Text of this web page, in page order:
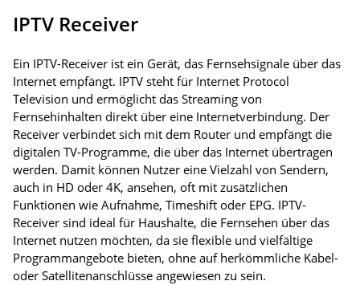
IPTV Receiver
Ein IPTV-Receiver ist ein Gerät, das Fernsehsignale über das
Internet empfängt. IPTV steht für Internet Protocol
Television und ermöglicht das Streaming von
Fernsehinhalten direkt über eine Internetverbindung. Der
Receiver verbindet sich mit dem Router und empfängt die
digitalen TV-Programme, die über das Internet übertragen
werden. Damit können Nutzer eine Vielzahl von Sendern,
auch in HD oder 4K, ansehen, oft mit zusätzlichen
Funktionen wie Aufnahme, Timeshift oder EPG. IPTV-
Receiver sind ideal für Haushalte, die Fernsehen über das
Internet nutzen möchten, da sie flexible und vielfältige
Programmangebote bieten, ohne auf herkömmliche Kabel-
oder Satellitenanschlüsse angewiesen zu sein.